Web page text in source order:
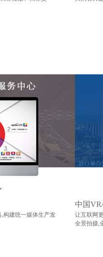
构建统一媒体生产发
中国
让互联网
全景拍摄,